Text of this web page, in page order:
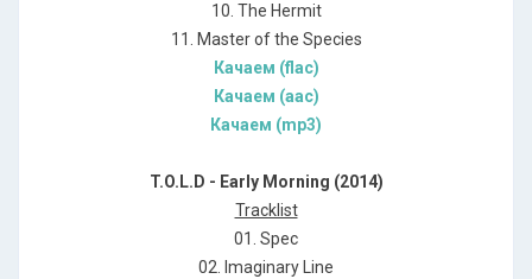
10. The Hermit
11. Master of the Species
Качаем (flac)
Качаем (aac)
Качаем (mp3)
T.O.L.D - Early Morning (2014)
Tracklist
01. Spec
02. Imaginary Line